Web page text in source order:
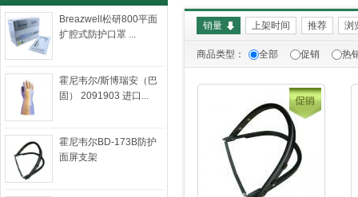
Breazwell松研800平面
扩腔式防护口罩 ...
霍尼韦尔/斯博瑞安（巴
固） 2091903 进口...
霍尼韦尔BD-173B防护
面屏支架
销量 上架时间 推荐 浏
商品类型： 全部 促销 热